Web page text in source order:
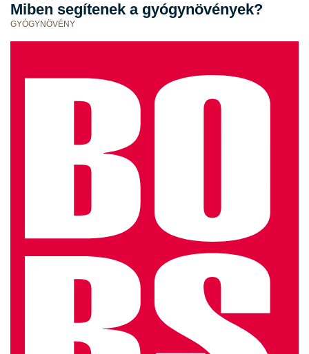
Miben segítenek a gyógynövények?
GYÓGYNÖVÉNY